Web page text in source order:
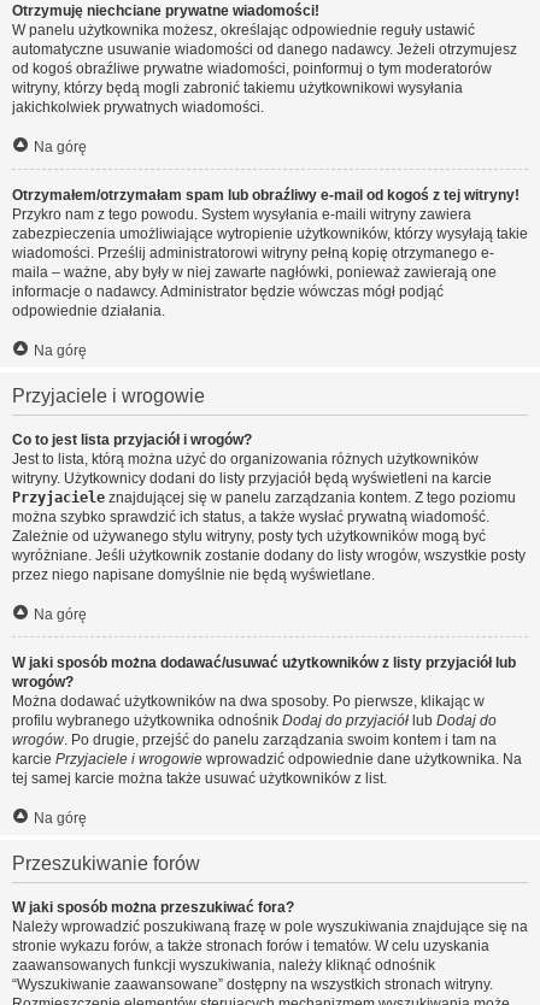
Otrzymuję niechciane prywatne wiadomości!
W panelu użytkownika możesz, określając odpowiednie reguły ustawić
automatyczne usuwanie wiadomości od danego nadawcy. Jeżeli otrzymujesz
od kogoś obraźliwe prywatne wiadomości, poinformuj o tym moderatorów
witryny, którzy będą mogli zabronić takiemu użytkownikowi wysyłania
jakichkolwiek prywatnych wiadomości.
Na górę
Otrzymałem/otrzymałam spam lub obraźliwy e-mail od kogoś z tej witryny!
Przykro nam z tego powodu. System wysyłania e-maili witryny zawiera
zabezpieczenia umożliwiające wytropienie użytkowników, którzy wysyłają takie
wiadomości. Prześlij administratorowi witryny pełną kopię otrzymanego e-
maila – ważne, aby były w niej zawarte nagłówki, ponieważ zawierają one
informacje o nadawcy. Administrator będzie wówczas mógł podjąć
odpowiednie działania.
Na górę
Przyjaciele i wrogowie
Co to jest lista przyjaciół i wrogów?
Jest to lista, którą można użyć do organizowania różnych użytkowników
witryny. Użytkownicy dodani do listy przyjaciół będą wyświetleni na karcie
Przyjaciele znajdującej się w panelu zarządzania kontem. Z tego poziomu
można szybko sprawdzić ich status, a także wysłać prywatną wiadomość.
Zależnie od używanego stylu witryny, posty tych użytkowników mogą być
wyróżniane. Jeśli użytkownik zostanie dodany do listy wrogów, wszystkie posty
przez niego napisane domyślnie nie będą wyświetlane.
Na górę
W jaki sposób można dodawać/usuwać użytkowników z listy przyjaciół lub
wrogów?
Można dodawać użytkowników na dwa sposoby. Po pierwsze, klikając w
profilu wybranego użytkownika odnośnik Dodaj do przyjaciół lub Dodaj do
wrogów. Po drugie, przejść do panelu zarządzania swoim kontem i tam na
karcie Przyjaciele i wrogowie wprowadzić odpowiednie dane użytkownika. Na
tej samej karcie można także usuwać użytkowników z list.
Na górę
Przeszukiwanie forów
W jaki sposób można przeszukiwać fora?
Należy wprowadzić poszukiwaną frazę w pole wyszukiwania znajdujące się na
stronie wykazu forów, a także stronach forów i tematów. W celu uzyskania
zaawansowanych funkcji wyszukiwania, należy kliknąć odnośnik
“Wyszukiwanie zaawansowane” dostępny na wszystkich stronach witryny.